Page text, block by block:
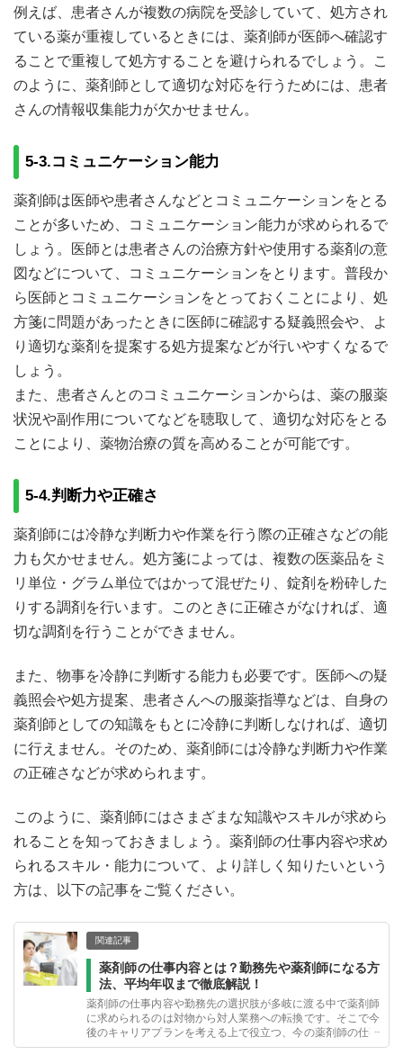
例えば、患者さんが複数の病院を受診していて、処方され
ている薬が重複しているときには、薬剤師が医師へ確認す
ることで重複して処方することを避けられるでしょう。こ
のように、薬剤師として適切な対応を行うためには、患者
さんの情報収集能力が欠かせません。
5-3.コミュニケーション能力
薬剤師は医師や患者さんなどとコミュニケーションをとる
ことが多いため、コミュニケーション能力が求められるで
しょう。医師とは患者さんの治療方針や使用する薬剤の意
図などについて、コミュニケーションをとります。普段か
ら医師とコミュニケーションをとっておくことにより、処
方箋に問題があったときに医師に確認する疑義照会や、よ
り適切な薬剤を提案する処方提案などが行いやすくなるで
しょう。
また、患者さんとのコミュニケーションからは、薬の服薬
状況や副作用についてなどを聴取して、適切な対応をとる
ことにより、薬物治療の質を高めることが可能です。
5-4.判断力や正確さ
薬剤師には冷静な判断力や作業を行う際の正確さなどの能
力も欠かせません。処方箋によっては、複数の医薬品をミ
リ単位・グラム単位ではかって混ぜたり、錠剤を粉砕した
りする調剤を行います。このときに正確さがなければ、適
切な調剤を行うことができません。
また、物事を冷静に判断する能力も必要です。医師への疑
義照会や処方提案、患者さんへの服薬指導などは、自身の
薬剤師としての知識をもとに冷静に判断しなければ、適切
に行えません。そのため、薬剤師には冷静な判断力や作業
の正確さなどが求められます。
このように、薬剤師にはさまざまな知識やスキルが求めら
れることを知っておきましょう。薬剤師の仕事内容や求め
られるスキル・能力について、より詳しく知りたいという
方は、以下の記事をご覧ください。
関連記事
薬剤師の仕事内容とは？勤務先や薬剤師になる方
法、平均年収まで徹底解説！
薬剤師の仕事内容や勤務先の選択肢が多岐に渡る中で薬剤師
に求められるのは対物から対人業務への転換です。そこで今
後のキャリアプランを考える上で役立つ、今の薬剤師の仕事
内容や勤務先ごとの働き方、そして気になる年収ややりがい